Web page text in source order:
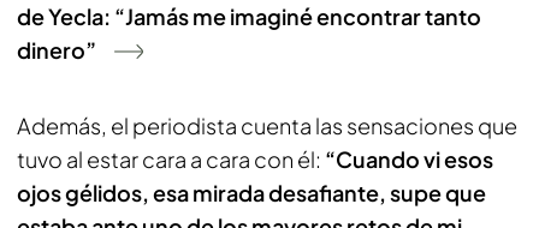
de Yecla: “Jamás me imaginé encontrar tanto
dinero”
Además, el periodista cuenta las sensaciones que
tuvo al estar cara a cara con él: “Cuando vi esos
ojos gélidos, esa mirada desafiante, supe que